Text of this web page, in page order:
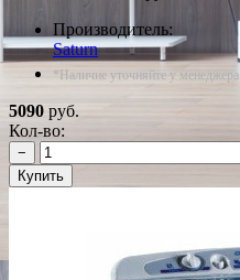
Производитель:
Saturn
*Наличие уточняйте у менеджера
5090 руб.
Кол-во:
−
Купить